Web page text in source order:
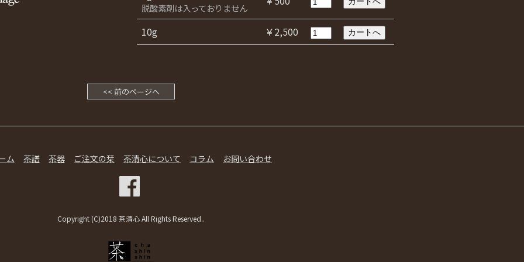
脱酸素剤は入っておりません
10g ￥2,500
<< 前のページへ
ム 茶譜 茶器 ご注文の栞 茶清心について コラム お問い合わせ
Copyright (C)2018 茶清心 All Rights Reserved..